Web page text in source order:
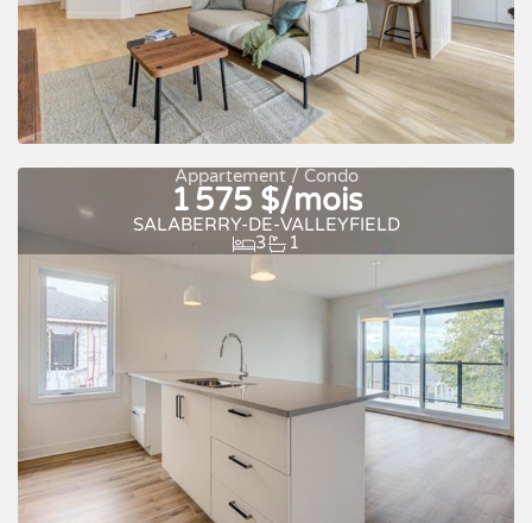
Occupation rapide À louer
Appartement / Condo
1 575 $/mois
SALABERRY-DE-VALLEYFIELD
3
1